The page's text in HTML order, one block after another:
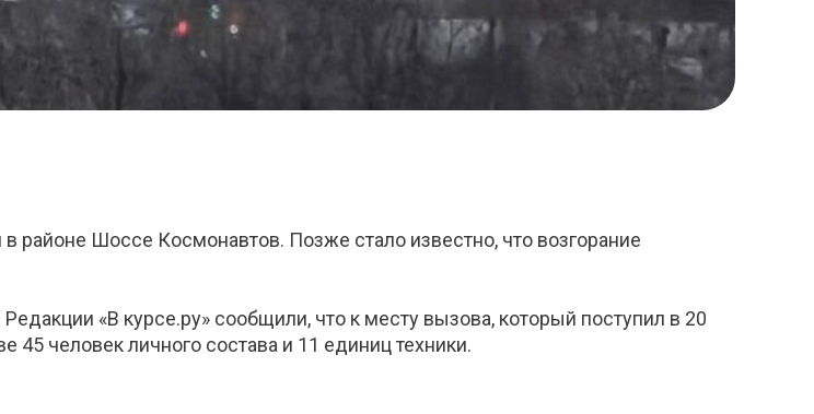
Шоссе Космонавтов. Позже стало известно, что возгорание
«В курсе.ру» сообщили, что к месту вызова, который поступил в 20
человек личного состава и 11 единиц техники.